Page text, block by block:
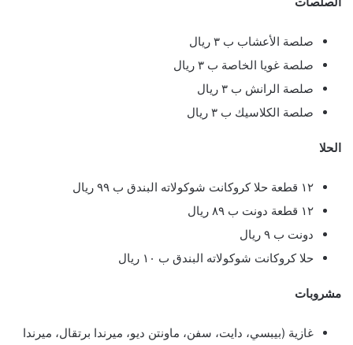
صلصة الأعشاب ب ٣ ريال
صلصة غويا الخاصة ب ٣ ريال
صلصة الرانش ب ٣ ريال
صلصة الكلاسيك ب ٣ ريال
الحلا
١٢ قطعة حلا كروكانت شوكولاته البندق ب ٩٩ ريال
١٢ قطعة دونت ب ٨٩ ريال
دونت ب ٩ ريال
حلا كروكانت شوكولاته البندق ب ١٠ ريال
مشروبات
غازية (بيبسي، دايت، سفن، ماونتن ديو، ميرندا برتقال، ميرندا